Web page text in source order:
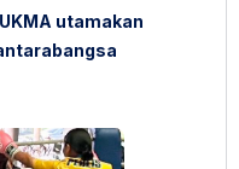
utamakan